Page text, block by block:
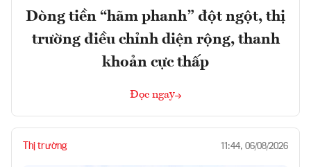
Dòng tiền “hãm phanh” đột ngột, thị
trường điều chỉnh diện rộng, thanh
khoản cực thấp
Đọc ngay
Thị trường 11:44, 06/08/2026